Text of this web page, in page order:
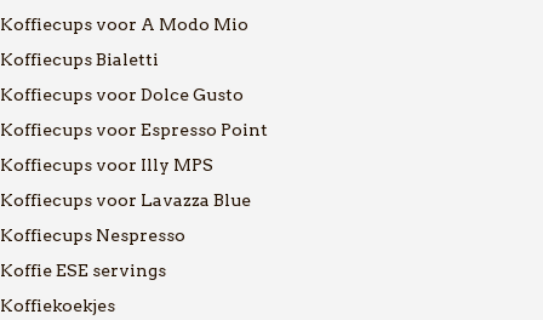
Koffiecups voor A Modo Mio
Koffiecups Bialetti
Koffiecups voor Dolce Gusto
Koffiecups voor Espresso Point
Koffiecups voor Illy MPS
Koffiecups voor Lavazza Blue
Koffiecups Nespresso
Koffie ESE servings
Koffiekoekjes